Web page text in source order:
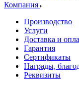
Компания
Производство
Услуги
Доставка и
Гарантия
Сертификаты
Награды,
Реквизиты